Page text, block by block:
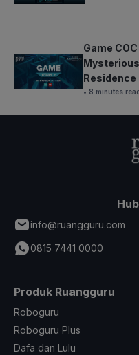
Game
Residence
• 8 minutes read
info@ruangguru.com
0815 7441 0000
Produk Ruangguru
Roboguru
Roboguru Plus
Dafa dan Lulu